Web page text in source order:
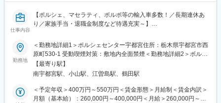
を管理します。3年後には中長期計画や人員計画にも関わります。
複数拠点の管理経験を、経営管理に近い実務へ広げられます。
■就業環境
勤務地は栃木県内のauショップ3店舗が中心です。誕生日休暇や
結婚記念日休暇、独自の特別休暇があります。社宅、退職金、社
会保険も整い、生活面の不安を抑えられます。300以上のオンラ
■企業の魅力
仕事内容
【ポルシェ、マセラティ、ボルボ等の輸入車多数！／長期連休あ
り／家族手当・退職金制度など待遇充実～】
■業務概要：
ポルシェ正規ディーラーメカニックスタッフとして、お客様のお
車のメンテナンス全般を行っていただきます。
■具体的には：
◎車検
◎法手点検
勤務地
＜勤務地詳細1＞ポルシェセンター宇都宮住所：栃木県宇都宮市西
原町530-1 受動喫煙対策：敷地内全面禁煙＜勤務地詳細2＞ボルボ
カー小山住所：栃木県小山市神鳥谷283-3 受動喫煙対策：敷地内
全面禁煙変更の範囲：会社の定める事業所
【最寄り駅】
南宇都宮駅、小山駅、江曽島駅、鶴田駅
＜予定年収＞400万円～550万円＜賃金形態＞月給制＜賃金内訳＞
月額（基本給）：260,000円～400,000円＜月給＞260,000円～